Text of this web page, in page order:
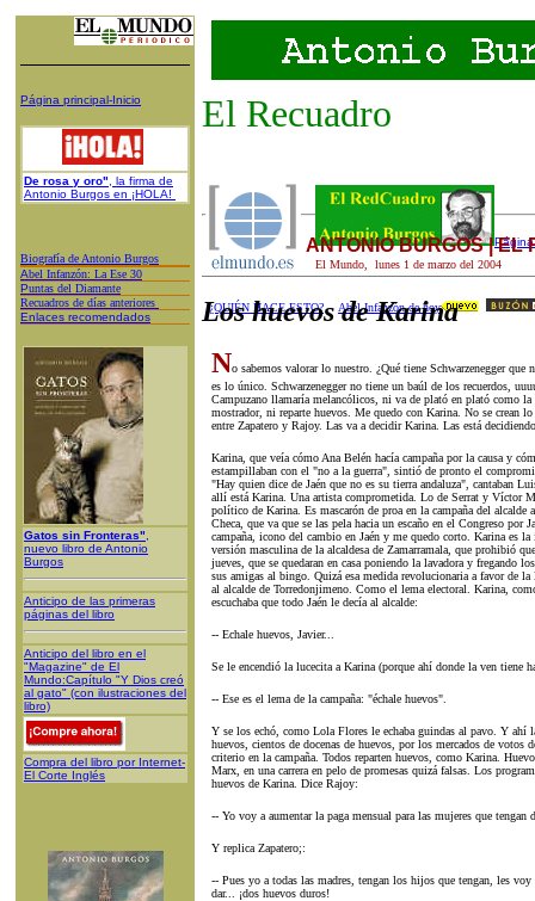
Página principal-Inicio
De rosa y oro" , la firma de
Antonio Burgos en ¡HOLA!
Biografía de Antonio Burgos
Abel Infanzón: La Ese 30
Puntas del Diamante
Recuadros de días anteriores
Enlaces recomendados
Gatos sin Fronteras"
nuevo libro de Antonio
Burgos
Anticipo de las primeras
páginas del libro
Anticipo del libro en el
"Magazine" de El
Mundo:Capítulo "Y Dios creó
al gato" (con ilustraciones del
libro)
Compra del libro por Internet-
El Corte Inglés
El Recuadro
El Mundo, lunes 1 de marzo del 2004
¿QUIÉN HACE ESTO? Abel Infanzón de hoy
ANTONIO BURGOS | EL
Los huevos de Karina
No sabemos valorar lo nuestro. ¿Qué tiene Schwarzenegger que
es lo único. Schwarzenegger no tiene un baúl de los recuerdos,
Campuzano llamaría melancólicos, ni va de plató en plató como la
mostrador, ni reparte huevos. Me quedo con Karina. No se crean lo
entre Zapatero y Rajoy. Las va a decidir Karina. Las está
Karina, que veía cómo Ana Belén hacía campaña por la causa y
estampillaban con el "no a la guerra", sintió de pronto el
"Hay quien dice de Jaén que no es su tierra andaluza", cantaban
allí está Karina. Una artista comprometida. Lo de Serrat y Víctor
político de Karina. Es mascarón de proa en la campaña del alcalde
Checa, que va que se las pela hacia un escaño en el Congreso por
campaña, icono del cambio en Jaén y me quedo corto. Karina es
versión masculina de la alcaldesa de Zamarramala, que prohibió
jueves, que se quedaran en casa poniendo la lavadora y fregando
sus amigas al bingo. Quizá esa medida revolucionaria a favor de
al alcalde de Torredonjimeno. Como el lema electoral. Karina,
escuchaba que todo Jaén le decía al alcalde:
-- Echale huevos, Javier...
Se le encendió la lucecita a Karina (porque ahí donde la ven tiene
-- Ese es el lema de la campaña: "échale huevos".
Y se los echó, como Lola Flores le echaba guindas al pavo. Y ahí
huevos, cientos de docenas de huevos, por los mercados de votos
criterio en la campaña. Todos reparten huevos, como Karina.
Marx, en una carrera en pelo de promesas quizá falsas. Los
huevos de Karina. Dice Rajoy:
-- Yo voy a aumentar la paga mensual para las mujeres que tengan
Y replica Zapatero;:
-- Pues yo a todas las madres, tengan los hijos que tengan, les voy
dar... ¡dos huevos duros!